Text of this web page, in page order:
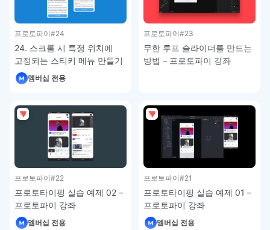
프로토파이#24
24. 스크롤 시 특정 위치에
고정되는 스티키 메뉴 만들기
– 프로토파이 강좌
멤버십 전용
프로토파이#23
무한 루프 슬라이더를 만드는
방법 – 프로토파이 강좌
프로토파이#22
프로토타이핑 실습 예제 02 –
프로토파이 강좌
멤버십 전용
프로토파이#21
프로토타이핑 실습 예제 01 –
프로토파이 강좌
멤버십 전용